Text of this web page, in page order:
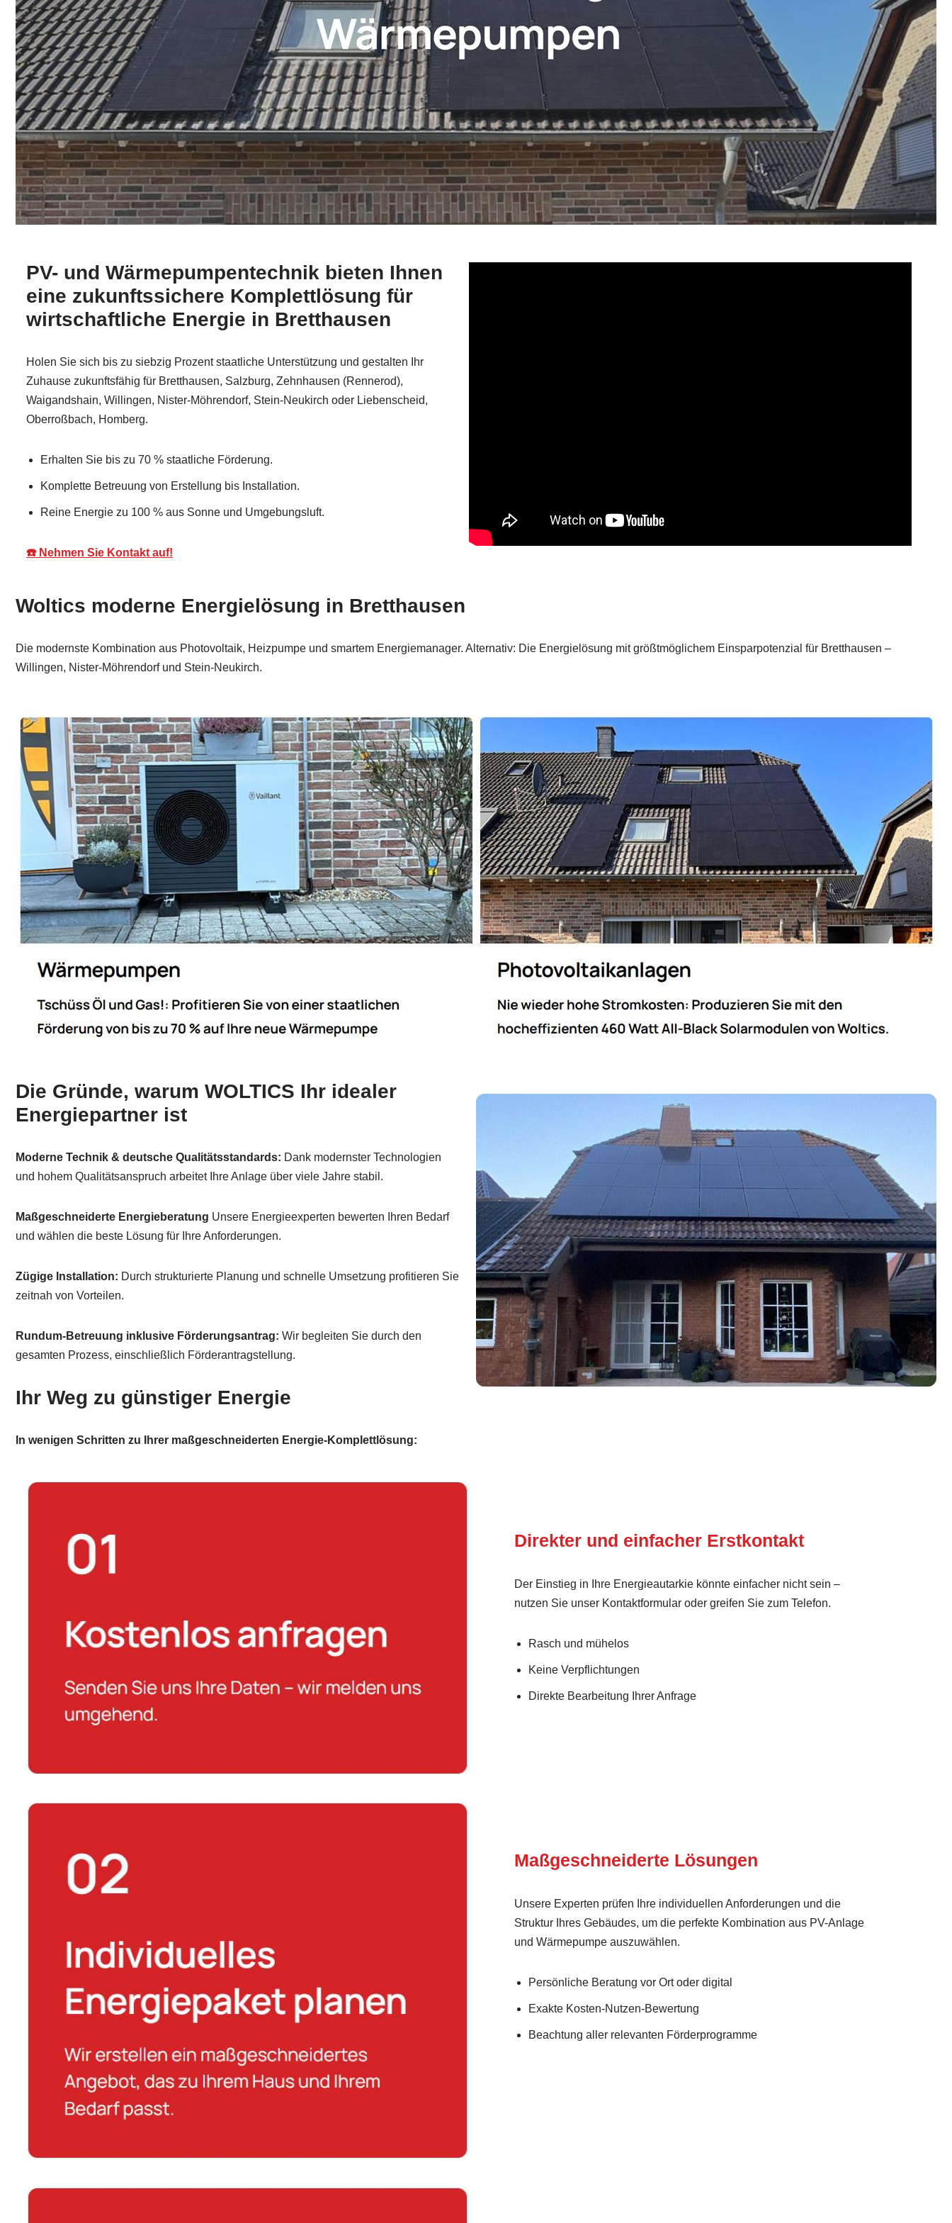
PV- und Wärmepumpentechnik bieten Ihnen
eine zukunftssichere Komplettlösung für
wirtschaftliche Energie in Bretthausen
Holen Sie sich bis zu siebzig Prozent staatliche Unterstützung und gestalten Ihr
Zuhause zukunftsfähig für Bretthausen, Salzburg, Zehnhausen (Rennerod),
Waigandshain, Willingen, Nister-Möhrendorf, Stein-Neukirch oder Liebenscheid,
Oberroßbach, Homberg.
Erhalten Sie bis zu 70 % staatliche Förderung.
Komplette Betreuung von Erstellung bis Installation.
Reine Energie zu 100 % aus Sonne und Umgebungsluft.
☎️ Nehmen Sie Kontakt auf!
Woltics moderne Energielösung in Bretthausen
Die modernste Kombination aus Photovoltaik, Heizpumpe und smartem Energiemanager. Alternativ: Die Energielösung mit größtmöglichem Einsparpotenzial für Bretthausen –
Willingen, Nister-Möhrendorf und Stein-Neukirch.
Die Gründe, warum WOLTICS Ihr idealer
Energiepartner ist
Moderne Technik & deutsche Qualitätsstandards: Dank modernster Technologien
und hohem Qualitätsanspruch arbeitet Ihre Anlage über viele Jahre stabil.
Maßgeschneiderte Energieberatung Unsere Energieexperten bewerten Ihren Bedarf
und wählen die beste Lösung für Ihre Anforderungen.
Zügige Installation: Durch strukturierte Planung und schnelle Umsetzung profitieren Sie
zeitnah von Vorteilen.
Rundum-Betreuung inklusive Förderungsantrag: Wir begleiten Sie durch den
gesamten Prozess, einschließlich Förderantragstellung.
Ihr Weg zu günstiger Energie
In wenigen Schritten zu Ihrer maßgeschneiderten Energie-Komplettlösung:
Direkter und einfacher Erstkontakt
Der Einstieg in Ihre Energieautarkie könnte einfacher nicht sein –
nutzen Sie unser Kontaktformular oder greifen Sie zum Telefon.
Rasch und mühelos
Keine Verpflichtungen
Direkte Bearbeitung Ihrer Anfrage
Maßgeschneiderte Lösungen
Unsere Experten prüfen Ihre individuellen Anforderungen und die
Struktur Ihres Gebäudes, um die perfekte Kombination aus PV-Anlage
und Wärmepumpe auszuwählen.
Persönliche Beratung vor Ort oder digital
Exakte Kosten-Nutzen-Bewertung
Beachtung aller relevanten Förderprogramme